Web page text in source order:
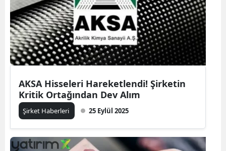
AKSA Hisseleri Hareketlendi! Şirketin
Kritik Ortağından Dev Alım
Şirket Haberleri 25 Eylül 2025